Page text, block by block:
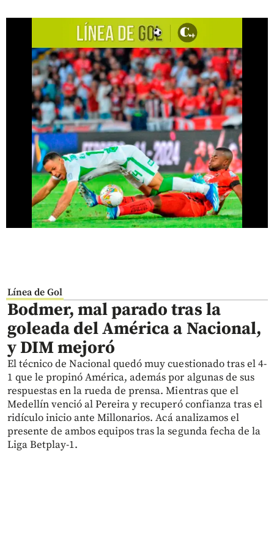
Línea de Gol
Bodmer, mal parado tras la
goleada del América a Nacional,
y DIM mejoró
El técnico de Nacional quedó muy cuestionado tras el 4-
1 que le propinó América, además por algunas de sus
respuestas en la rueda de prensa. Mientras que el
Medellín venció al Pereira y recuperó confianza tras el
ridículo inicio ante Millonarios. Acá analizamos el
presente de ambos equipos tras la segunda fecha de la
Liga Betplay-1.